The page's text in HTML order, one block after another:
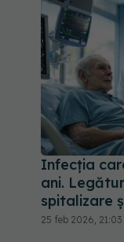
Infecția
ani.
spitalizare
25 feb 2026, 21:03